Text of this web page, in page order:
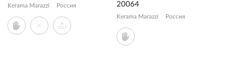
Kerama Marazzi Россия
20064
Kerama Marazzi Россия